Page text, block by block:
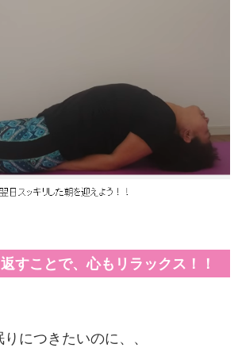
すことで、心もリラックス！！
につきたいのに、、